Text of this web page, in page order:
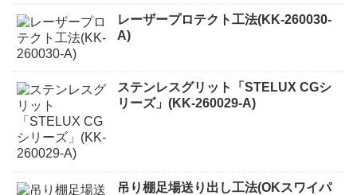
レーザープロテクト⼯法(KK-260030-
A)
ステンレスグリット「STELUX CGシ
リーズ」(KK-260029-A)
吊り棚足場送り出し工法(OKスワイパ